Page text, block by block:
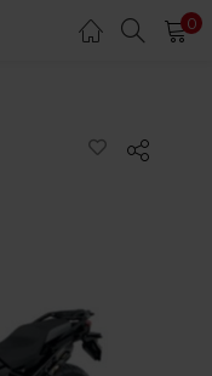
0
REGISTER
login.